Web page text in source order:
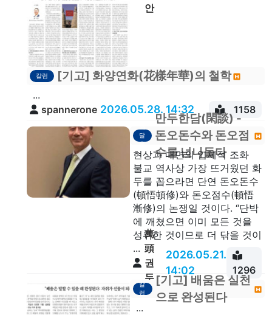
안
칼럼 [기고] 화양연화(花樣年華)의 철학
...
spannerone 2026.05.28. 14:32 1158
달
음
만두한담(閑談) -
돈오돈수와 돈오점
수를 넘나들다
현상과 내면의 입체적 조화
불교 역사상 가장 뜨거웠던 화
두를 꼽으라면 단연 돈오돈수
(頓悟頓修)와 돈오점수(頓悟
漸修)의 논쟁일 것이다. “단박
에 깨쳤으면 이미 모든 것을
성취한 것이므로 더 닦을 것이
...
萬
頭
권
두
안
2026.05.21.
14:02
1296
칼
럼
[기고] 배움은 실천
으로 완성된다
...